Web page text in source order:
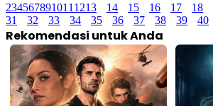
234567891011 1213 14 15 16 17 18
31
32 33 34 35 36 37 38 39 40
Rekomendasi untuk Anda